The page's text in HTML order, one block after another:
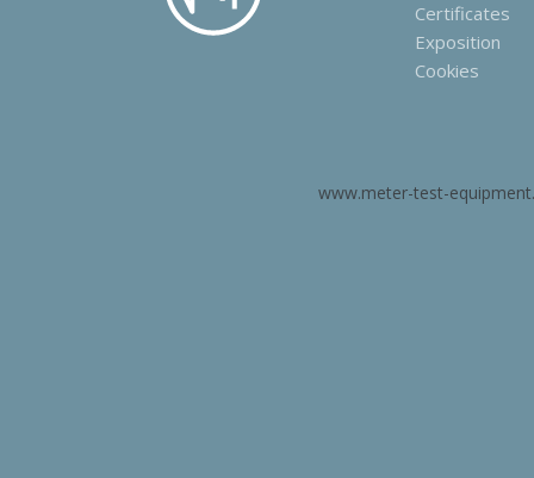
Certificates
Exposition
Cookies
www.meter-test-